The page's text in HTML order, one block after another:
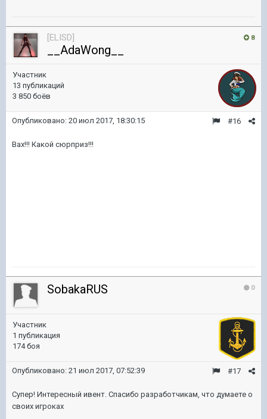
8
[ELISD]
__AdaWong__
Участник
13 публикаций
3 850 боёв
#16
Опубликовано: 20 июл 2017, 18:30:15
Вах!!! Какой сюрприз!!!
0
SobakaRUS
Участник
1 публикация
174 боя
#17
Опубликовано: 21 июл 2017, 07:52:39
Супер! Интересный ивент. Спасибо разработчикам, что думаете о
своих игроках